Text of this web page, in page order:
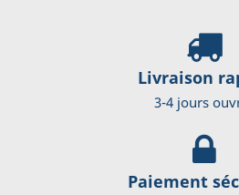
Livraison
3-4 jours
Paiement